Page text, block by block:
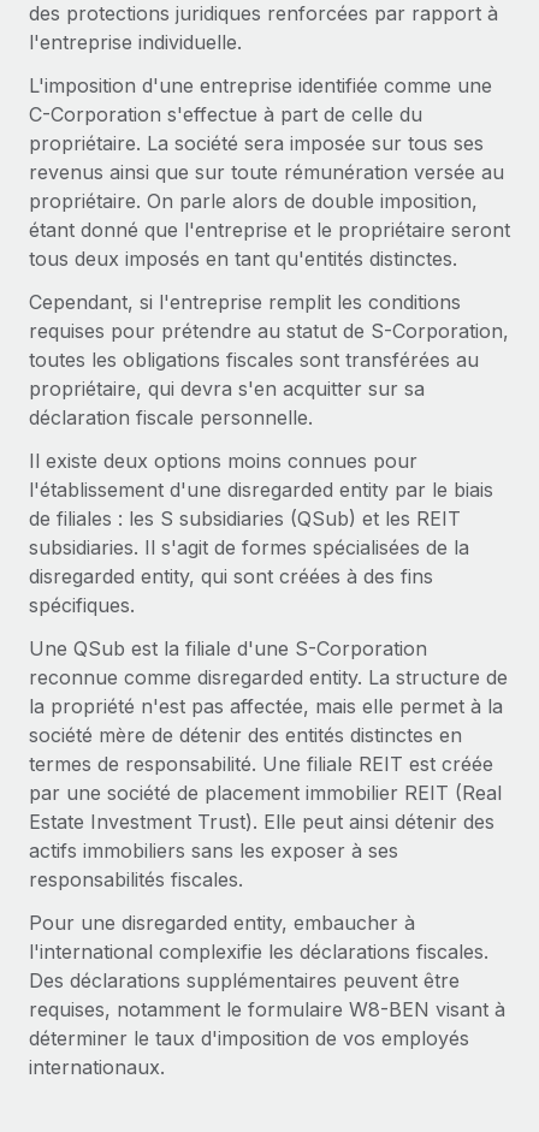
Création d’entité
Établissez des entités rapidement et en toute
conformité
Mobilité et déménagement international
Organisez facilement le déménagement de vos
employés
Avantages sociaux
Gérez facilement les avantages sociaux
Intégration Remote x BambooHR : du local à
l’international, le recrutement sans changer de
plateforme
Impact Les clients BambooHR peuvent désormais
embaucher et gérer les employés internationaux...
En savoir plus
Explorer le blog
BLOG
Mises à jour des produits de Remote :
Intégrations Gusto et Xero et Gestion des
freelances Plus
Remote a toujours pour mission d'aider les entreprises de
En savoir plus
Comment Phiture gère ses 55 employés
Phiture, un leader notable du conseil en matière de
croissance mobile internationale, encourage les...
En savoir plus
des protections juridiques renforcées par rapport à
l'entreprise individuelle.
L'imposition d'une entreprise identifiée comme une
C-Corporation s'effectue à part de celle du
propriétaire. La société sera imposée sur tous ses
revenus ainsi que sur toute rémunération versée au
propriétaire. On parle alors de double imposition,
étant donné que l'entreprise et le propriétaire seront
tous deux imposés en tant qu'entités distinctes.
Cependant, si l'entreprise remplit les conditions
requises pour prétendre au statut de S-Corporation,
toutes les obligations fiscales sont transférées au
propriétaire, qui devra s'en acquitter sur sa
déclaration fiscale personnelle.
Il existe deux options moins connues pour
l'établissement d'une disregarded entity par le biais
de filiales : les S subsidiaries (QSub) et les REIT
subsidiaries. Il s'agit de formes spécialisées de la
disregarded entity, qui sont créées à des fins
spécifiques.
Une QSub est la filiale d'une S-Corporation
reconnue comme disregarded entity. La structure de
la propriété n'est pas affectée, mais elle permet à la
société mère de détenir des entités distinctes en
termes de responsabilité. Une filiale REIT est créée
par une société de placement immobilier REIT (Real
Estate Investment Trust). Elle peut ainsi détenir des
actifs immobiliers sans les exposer à ses
responsabilités fiscales.
Pour une disregarded entity, embaucher à
l'international complexifie les déclarations fiscales.
Des déclarations supplémentaires peuvent être
requises, notamment le formulaire W8-BEN visant à
déterminer le taux d'imposition de vos employés
internationaux.